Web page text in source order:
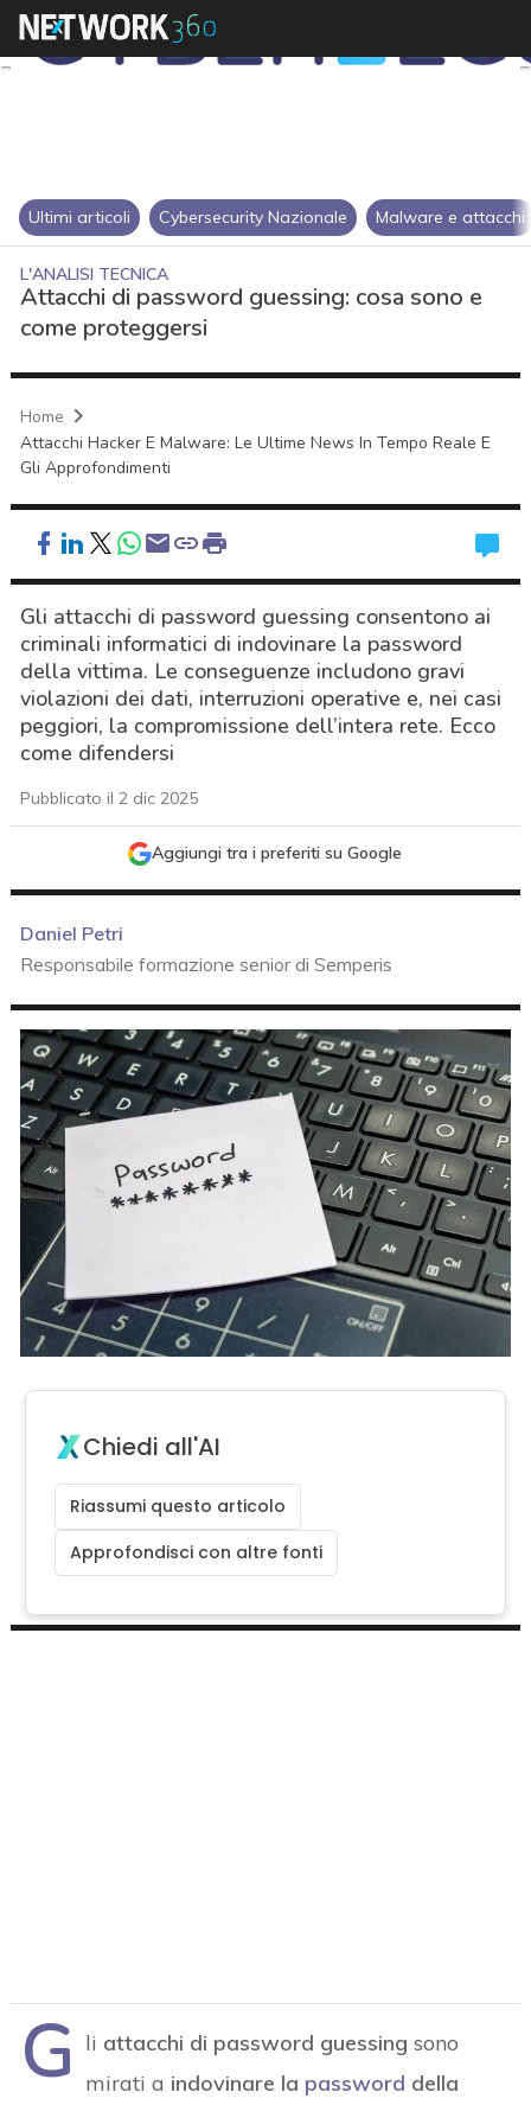
Ultimi articoli Cybersecurity Nazionale Malware e attacchi
L'ANALISI TECNICA
Attacchi di password guessing: cosa sono e
come proteggersi
Home
Attacchi Hacker E Malware: Le Ultime News In Tempo Reale E
Gli Approfondimenti
Gli attacchi di password guessing consentono ai
criminali informatici di indovinare la password
della vittima. Le conseguenze includono gravi
violazioni dei dati, interruzioni operative e, nei casi
peggiori, la compromissione dell’intera rete. Ecco
come difendersi
Pubblicato il 2 dic 2025
Aggiungi tra i preferiti su Google
Daniel Petri
Responsabile formazione senior di Semperis
Chiedi all'AI
Riassumi questo articolo
Approfondisci con altre fonti
G li attacchi di password guessing sono
mirati a indovinare la password della